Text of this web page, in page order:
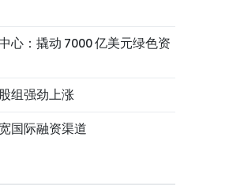
心：撬动 7000 亿美元绿色资
组强劲上涨
国际融资渠道